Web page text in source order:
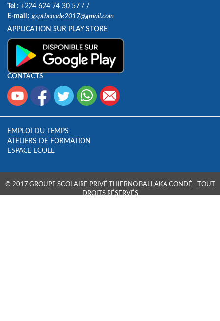
Tel : +224 624 74 30 57 / /
E-mail : gsptbconde2017@gmail.com
APPLICATION SUR PLAY STORE
CONTACTS
EMPLOI DU TEMPS
ATELIERS DE FORMATION
ESPACE ECOLE
© 2017 GROUPE SCOLAIRE PRIVÉ THIERNO BALLAKA CONDÉ - TOUT
DROITS RÉSERVÉS